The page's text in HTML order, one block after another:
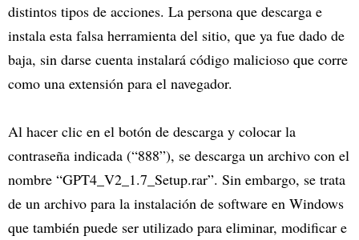
distintos tipos de acciones. La persona que descarga e
instala esta falsa herramienta del sitio, que ya fue dado de
baja, sin darse cuenta instalará código malicioso que corre
como una extensión para el navegador.
Al hacer clic en el botón de descarga y colocar la
contraseña indicada (“888”), se descarga un archivo con el
nombre “GPT4_V2_1.7_Setup.rar”. Sin embargo, se trata
de un archivo para la instalación de software en Windows
que también puede ser utilizado para eliminar, modificar e